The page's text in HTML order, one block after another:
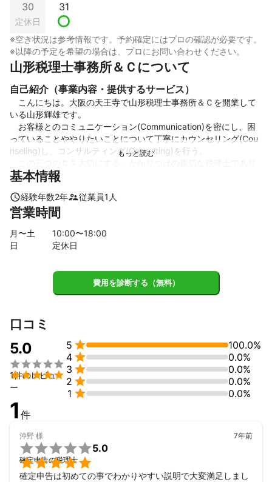
30
定休日
31
※空き状況は参考情報です。予約確定にはプロの確認が必要です。
※以降の予定を希望の場合は、プロにお問い合わせください。
山形税理士事務所＆Ｃについて
自己紹介（事業内容・提供するサービス）
こんにちは。大阪の天王寺で山形税理士事務所＆Ｃを開業して
いる山形輝雄です。
お客様とのコミュニケーション(Communication)を密にし、困
っていることややりたいことについて丁寧にカウンセリング(Cou
nseling)し、コンサルティング(Consulting)を行う。
たいと思っています。
【事業内容と心構え】
1.会計・税務顧問、決算書・申告書作成
資金繰りや節税、経営者の個人所得や事業承継などについても適
切な提案を行います。
2.補助金申請サポート、経営計画作成
ものづくり補助金などの申請に当たっては、認証を受けるた
めのツボを押さえ、かつ実践的で役に立つ経営計画の作成を支援
3.所得税確定申告
居住用家屋の売買を行った際には、税金面で大きな特典のあ
るケースが多いです。特に、住宅ローンがあり居住用家屋の譲渡
損失があるケースは要注意です。
4.相続税・事業承継対策、相続税申告
相続人や後継者の実情を良く理解した上で、最近の税法や補
助金の制度を適切に当てはめることが重要です。
これまでの実績
1.会計・税務顧問、決算書・申告書作成
・歯科医院　・エステティックサロン　・喫茶店　・製造
業　・卸売業など。
基本情報
経験年数2年 従業員1 人
営業時間
月〜土 10:00〜18:00
日
定休日
費用を診断する（無料）
口コミ
5.0


1件のレビュ
ー
5 
100.0%
4 
0.0%
3 
0.0%
2 
0.0%
1  0.0%
1 件
沖野 様


5.0
確定申告の税理士
7年前
確定申告は初めての事でわかりやすい説明で大変満足しまし